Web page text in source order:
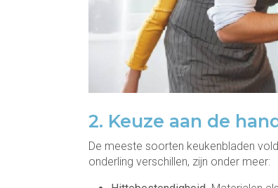
2. Keuze aan de
De meeste soorten keukenbladen
onderling verschillen, zijn onder meer: